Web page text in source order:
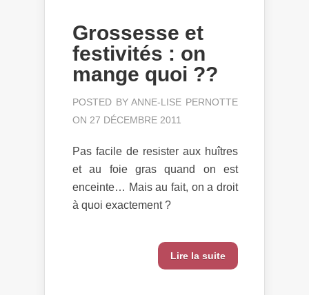
Grossesse et
festivités : on
mange quoi ??
POSTED BYANNE-LISE PERNOTTE
ON 27 DÉCEMBRE 2011
Pas facile de resister aux huîtres
et au foie gras quand on est
enceinte… Mais au fait, on a droit
à quoi exactement ?
Lire la suite